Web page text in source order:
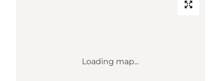
Loading map...